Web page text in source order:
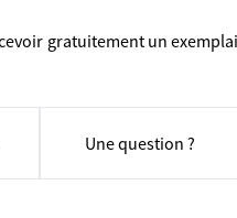
gratuitement un
Une question ?